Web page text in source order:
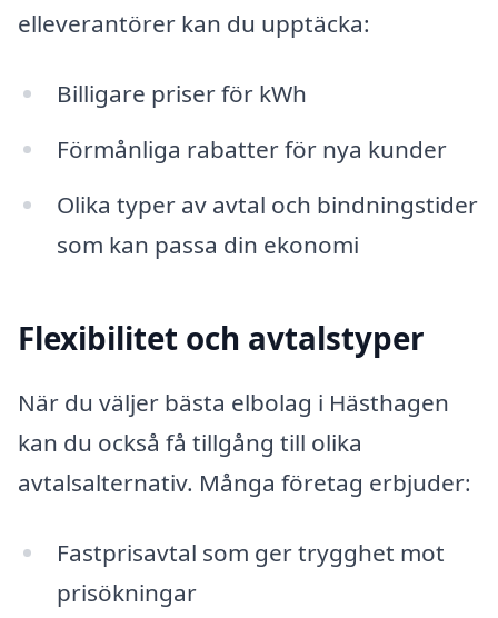
elleverantörer kan du upptäcka:
Billigare priser för kWh
Förmånliga rabatter för nya kunder
Olika typer av avtal och bindningstider
som kan passa din ekonomi
Flexibilitet och avtalstyper
När du väljer bästa elbolag i Hästhagen
kan du också få tillgång till olika
avtalsalternativ. Många företag erbjuder:
Fastprisavtal som ger trygghet mot
prisökningar